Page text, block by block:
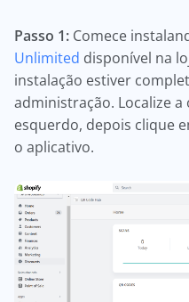
Passo 1: Comece
Unlimited disponível na
instalação estiver
administração. Localize
esquerdo, depois clique
o aplicativo.